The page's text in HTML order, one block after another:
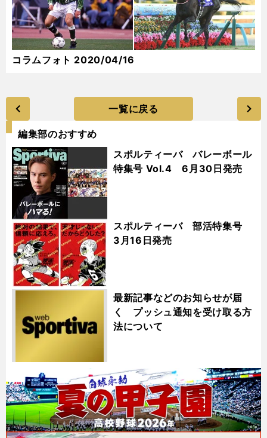
コラムフォト 2020/04/16
一覧に戻る
編集部のおすすめ
スポルティーバ バレーボール
特集号 Vol.4 6月30日発売
スポルティーバ 部活特集号
3月16日発売
最新記事などのお知らせが届
く プッシュ通知を受け取る方
法について